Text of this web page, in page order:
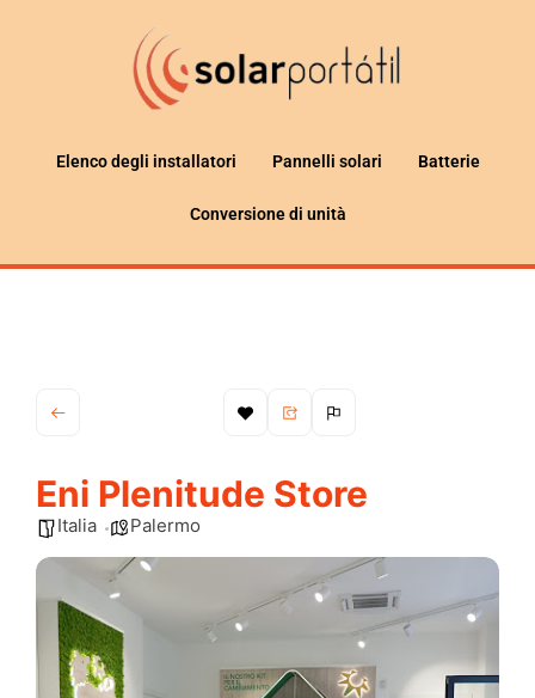
Elenco degli installatori Pannelli solari Batterie
Conversione di unità
Eni Plenitude Store
Italia Palermo